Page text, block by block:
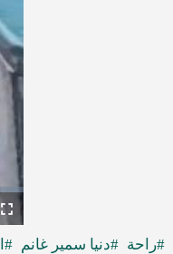
#راحة #دنيا سمير غانم